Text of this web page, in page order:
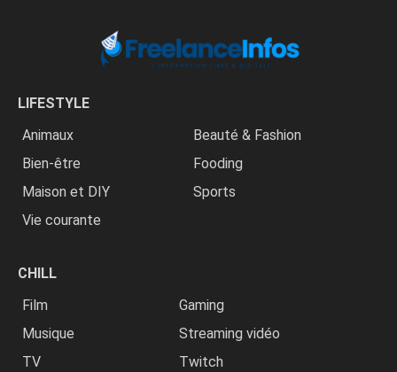
LIFESTYLE
Animaux
Beauté & Fashion
Bien-être
Fooding
Maison et DIY
Sports
Vie courante
CHILL
Film
Gaming
Musique
Streaming vidéo
TV
Twitch